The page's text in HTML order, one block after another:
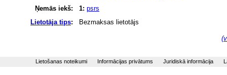
Ņemās iekš:
1: psrs
Lietotāja tips: Bezmaksas lietotājs
Lietošanas noteikumi Informācijas privātums Juridiskā informācija